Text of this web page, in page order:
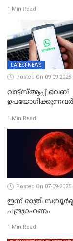
വേണ്ട, കൈക്കൂലി
'ആരും
ഇങ്ങനെയൊരു
മന്ത്രിയെ
1 Min Read
LATEST NEWS
Posted On 09-09-2025
വാട്‌സ്ആപ്പ് വെബ്
ചാറ്റിൽ പണികിട്ടി
ഉപഭോക്താക്കൾ
1 Min Read
Posted On 07-09-2025
ഇന്ന് രാത്രി
ചന്ദ്രഗ്രഹണം
1 Min Read